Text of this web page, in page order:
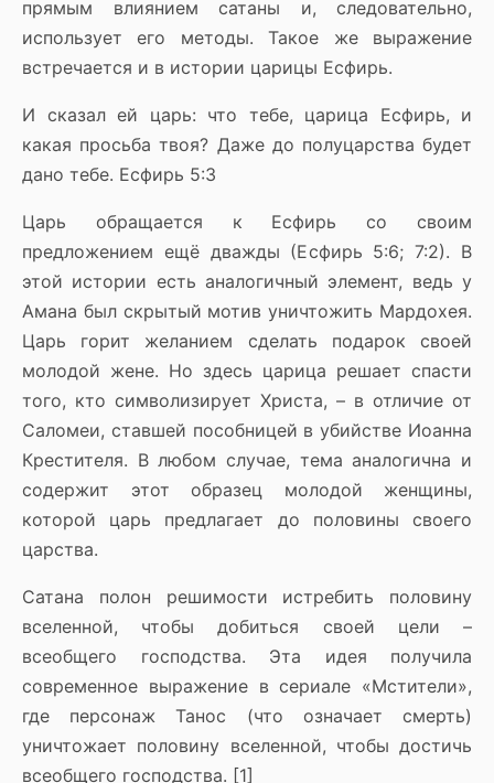
прямым влиянием сатаны и, следовательно,
использует его методы. Такое же выражение
встречается и в истории царицы Есфирь.
И сказал ей царь: что тебе, царица Есфирь, и
какая просьба твоя? Даже до полуцарства будет
дано тебе. Есфирь 5:3
Царь обращается к Есфирь со своим
предложением ещё дважды (Есфирь 5:6; 7:2). В
этой истории есть аналогичный элемент, ведь у
Амана был скрытый мотив уничтожить Мардохея.
Царь горит желанием сделать подарок своей
молодой жене. Но здесь царица решает спасти
того, кто символизирует Христа, – в отличие от
Саломеи, ставшей пособницей в убийстве Иоанна
Крестителя. В любом случае, тема аналогична и
содержит этот образец молодой женщины,
которой царь предлагает до половины своего
царства.
Сатана полон решимости истребить половину
вселенной, чтобы добиться своей цели –
всеобщего господства. Эта идея получила
современное выражение в сериале «Мстители»,
где персонаж Танос (что означает смерть)
уничтожает половину вселенной, чтобы достичь
всеобщего господства. [1]